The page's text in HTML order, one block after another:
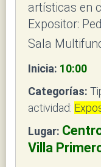
artísticas en
Expositor:
Sala
Inicia: 10:00
Categorías:
actividad:
Lugar:
Villa